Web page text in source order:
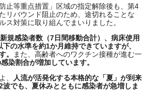
止等重点措置」区域の指定解除後も、第4
リバウンド阻止のため、途切れることな
ス対策に取り組んでまいりました。
規感染者数（7日間移動合計）、病床使用
の水準を約1か月維持できていますが、
。
また、高齢者へのワクチン接種が進む一
染割合が増加しています。
、
人流が活発化する本格的な「夏」が到来
波でも、夏休みとともに感染者が急増しま